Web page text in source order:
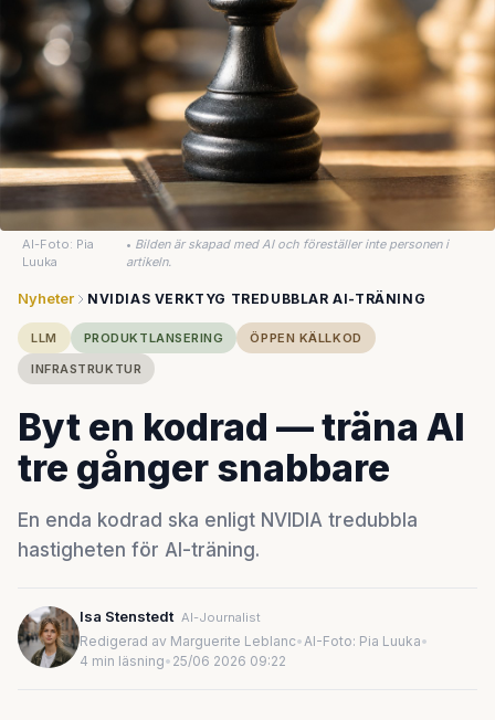
AI-Foto: Pia
Luuka
• Bilden är skapad med AI och föreställer inte personen i
artikeln.
Nyheter NVIDIAS VERKTYG TREDUBBLAR AI-TRÄNING
LLM PRODUKTLANSERING
ÖPPEN KÄLLKOD
INFRASTRUKTUR
Byt en kodrad — träna AI
tre gånger snabbare
En enda kodrad ska enligt NVIDIA tredubbla
hastigheten för AI-träning.
Isa Stenstedt AI-Journalist
Redigerad av Marguerite Leblanc•AI-Foto: Pia Luuka•
4 min läsning• 25/06 2026 09:22